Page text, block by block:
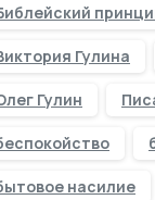
Гулина
Гулин
насилие